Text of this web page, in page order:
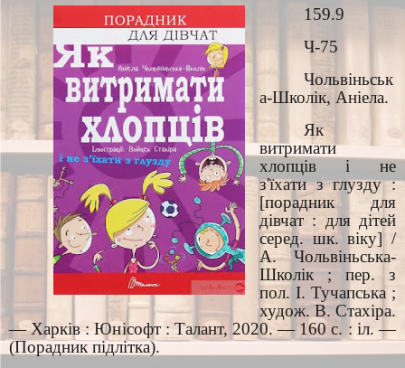
159.9
Ч-75
Чольвіньськ
а-Школік, Аніела.
Як
витримати
хлопців і не
з'їхати з глузду :
[порадник для
дівчат : для дітей
серед. шк. віку] /
А. Чольвіньська-
Школік ; пер. з
пол. І. Тучапська ;
худож. В. Стахіра.
— Харків : Юнісофт : Талант, 2020. — 160 с. : іл. —
(Порадник підлітка).